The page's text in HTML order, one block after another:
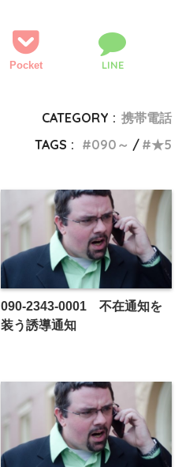
Pocket LINE
CATEGORY : 携帯電話
TAGS :
090～ ★5
090-2343-0001 不在通知を
装う誘導通知